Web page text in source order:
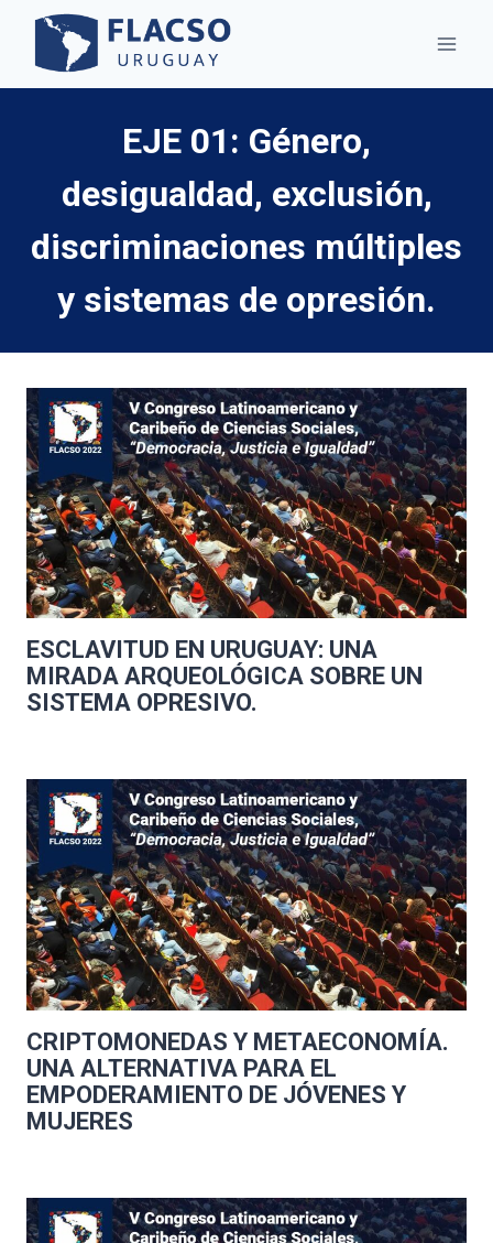
Saltar
contenido
EJE 01: Género,
desigualdad, exclusión,
discriminaciones múltiples
y sistemas de opresión.
ESCLAVITUD EN URUGUAY: UNA
MIRADA ARQUEOLÓGICA SOBRE UN
SISTEMA OPRESIVO.
CRIPTOMONEDAS Y METAECONOMÍA.
UNA ALTERNATIVA PARA EL
EMPODERAMIENTO DE JÓVENES Y
MUJERES